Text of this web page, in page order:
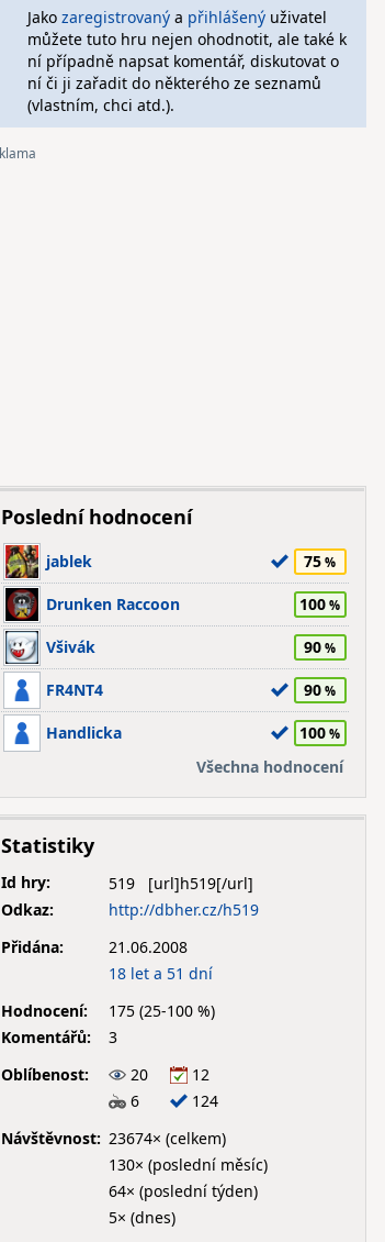
Jako zaregistrovanýa přihlášenýuživatel
můžete tuto hru nejen ohodnotit, ale také k
ní případně napsat komentář, diskutovat o
ní či ji zařadit do některého ze seznamů
(vlastním, chci atd.).
Poslední hodnocení
jablek 75
Drunken Raccoon 100
Všivák 90
FR4NT4 90
Handlicka
100
Všechna hodnocení
Statistiky
Id hry:
519
Odkaz:
http://dbher.cz/h519
Přidána:
21.06.2008
18 let a 51 dní
Hodnocení:
175 (25-100 %)
Komentářů:
3
Oblíbenost:
20
12
6
124
Návštěvnost: 23674× (celkem)
130× (poslední měsíc)
64× (poslední týden)
5× (dnes)